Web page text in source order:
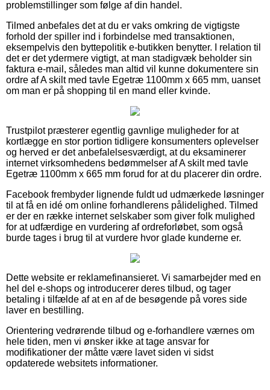
problemstillinger som følge af din handel.
Tilmed anbefales det at du er vaks omkring de vigtigste
forhold der spiller ind i forbindelse med transaktionen,
eksempelvis den byttepolitik e-butikken benytter. I relation til
det er det ydermere vigtigt, at man stadigvæk beholder sin
faktura e-mail, således man altid vil kunne dokumentere sin
ordre af A skilt med tavle Egetræ 1100mm x 665 mm, uanset
om man er på shopping til en mand eller kvinde.
Trustpilot præsterer egentlig gavnlige muligheder for at
kortlægge en stor portion tidligere konsumenters oplevelser
og herved er det anbefalelsesværdigt, at du eksaminerer
internet virksomhedens bedømmelser af A skilt med tavle
Egetræ 1100mm x 665 mm forud for at du placerer din ordre.
Facebook frembyder lignende fuldt ud udmærkede løsninger
til at få en idé om online forhandlerens pålidelighed. Tilmed
er der en række internet selskaber som giver folk mulighed
for at udfærdige en vurdering af ordreforløbet, som også
burde tages i brug til at vurdere hvor glade kunderne er.
Dette website er reklamefinansieret. Vi samarbejder med en
hel del e-shops og introducerer deres tilbud, og tager
betaling i tilfælde af at en af de besøgende på vores side
laver en bestilling.
Orientering vedrørende tilbud og e-forhandlere værnes om
hele tiden, men vi ønsker ikke at tage ansvar for
modifikationer der måtte være lavet siden vi sidst
opdaterede websitets informationer.